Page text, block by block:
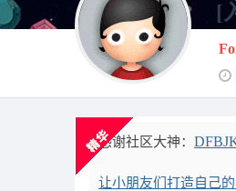
[
感谢社区大神：
让小朋友们打造自己